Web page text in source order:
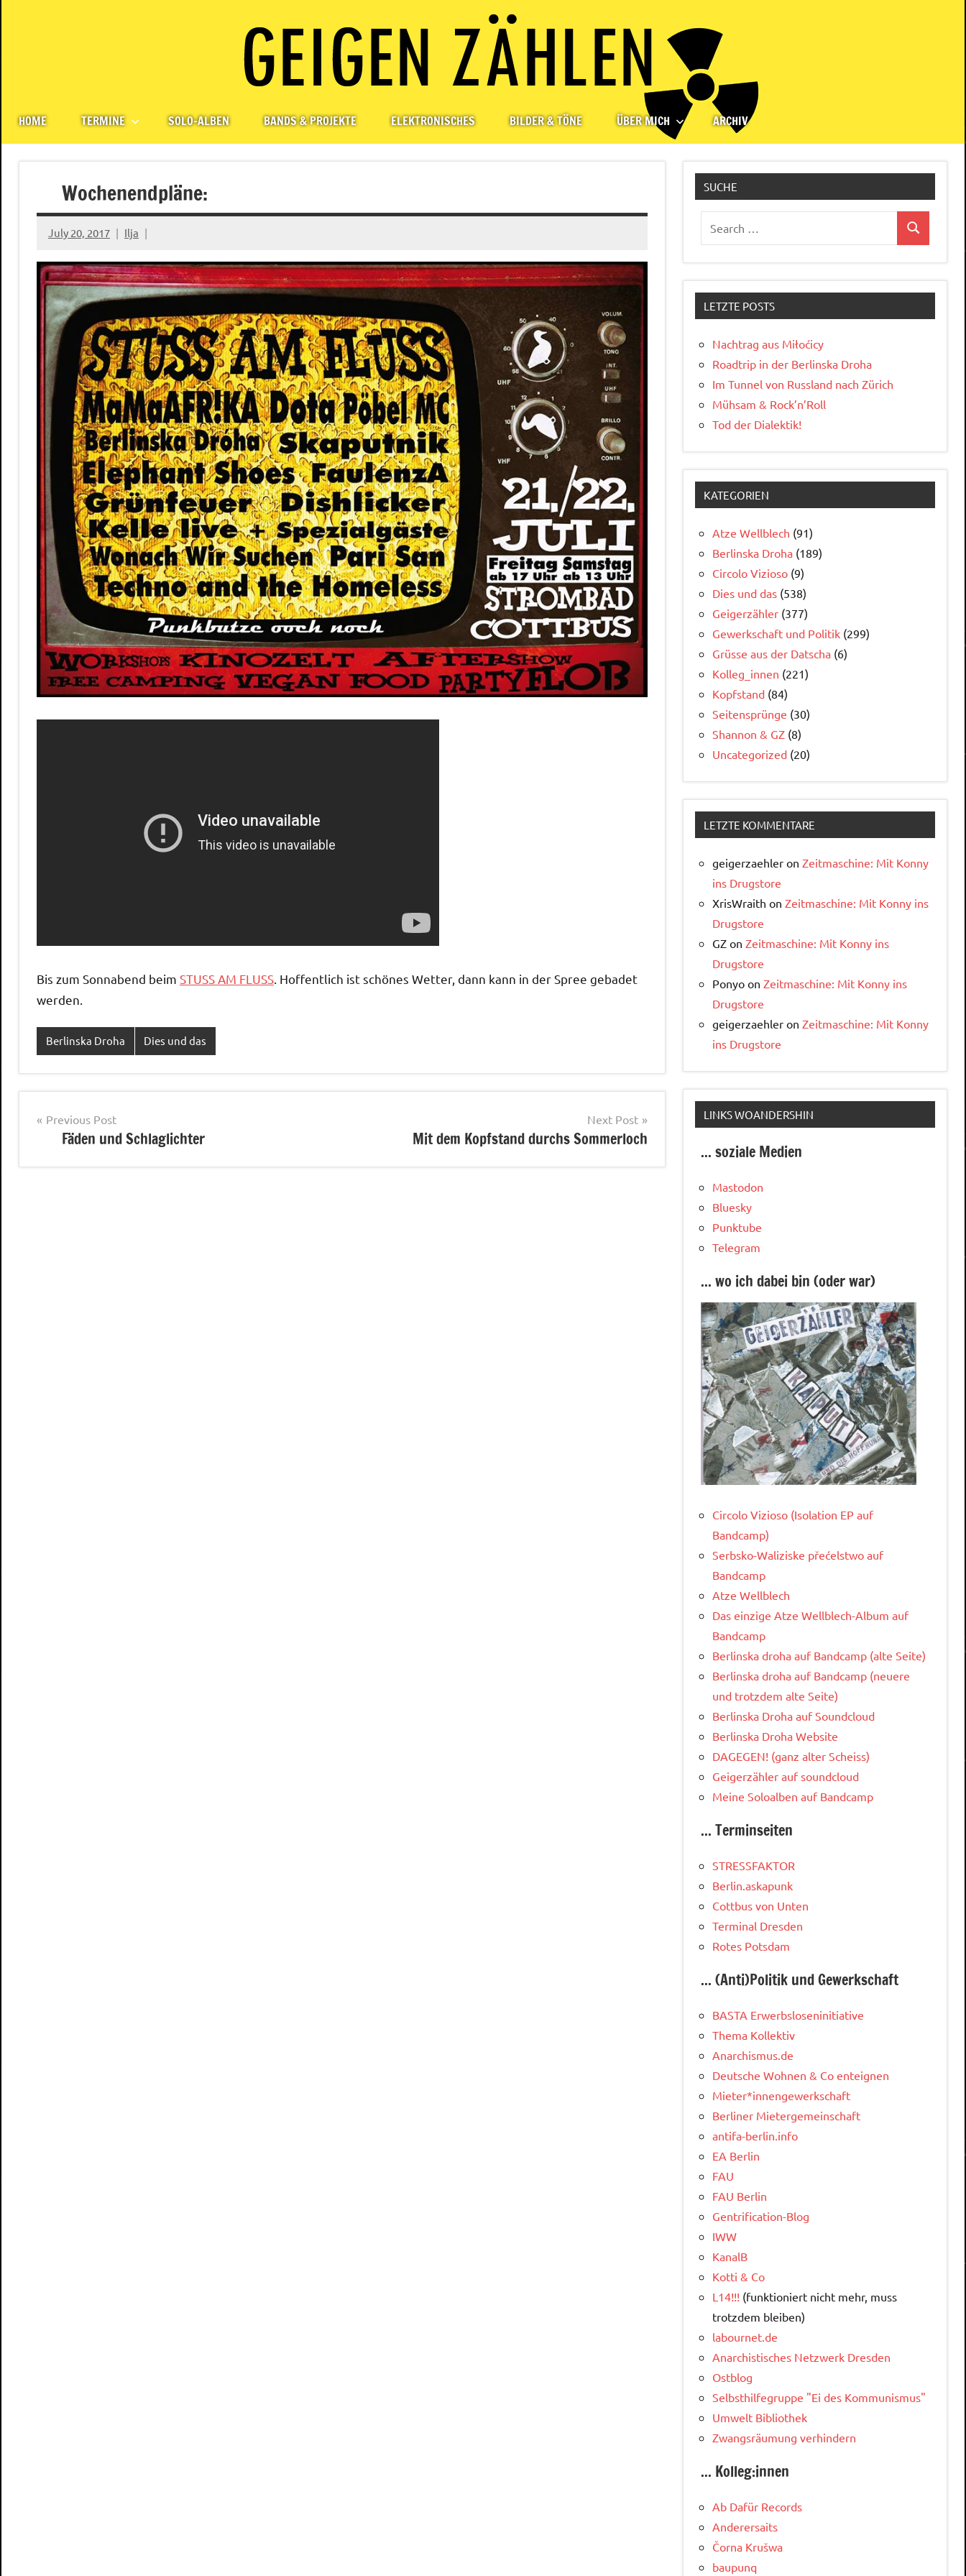
Geigerzähler
HOME TERMINE SOLO-ALBEN BANDS & PROJEKTE ELEKTRONISCHES BILDER & TÖNE ÜBER MICH ARCHIV
Wochenendpläne:
July 20, 2017 Ilja
Bis zum Sonnabend beim STUSS AM FLUSS . Hoffentlich ist schönes Wetter, dann kann in der Spree gebadet
werden.
Berlinska Droha Dies und das
Post
navigation
Previous Post
Fäden und Schlaglichter
Next Post
Mit dem Kopfstand durchs Sommerloch
SUCHE
for:
Search
LETZTE POSTS
Nachtrag aus Miłoćicy
Roadtrip in der Berlinska Droha
Im Tunnel von Russland nach Zürich
Mühsam & Rock’n’Roll
Tod der Dialektik!
KATEGORIEN
Atze Wellblech (91)
Berlinska Droha (189)
Circolo Vizioso (9)
Dies und das (538)
Geigerzähler (377)
Gewerkschaft und Politik (299)
Grüsse aus der Datscha (6)
Kolleg_innen (221)
Kopfstand (84)
Seitensprünge (30)
Shannon & GZ (8)
Uncategorized (20)
LETZTE KOMMENTARE
geigerzaehler on Zeitmaschine: Mit Konny
ins Drugstore
XrisWraith on Zeitmaschine: Mit Konny ins
Drugstore
GZ on Zeitmaschine: Mit Konny ins
Drugstore
Ponyo on Zeitmaschine: Mit Konny ins
Drugstore
geigerzaehler on Zeitmaschine: Mit Konny
ins Drugstore
LINKS WOANDERSHIN
... soziale Medien
Mastodon
Bluesky
Punktube
Telegram
... wo ich dabei bin (oder war)
Circolo Vizioso (Isolation EP auf
Bandcamp)
Serbsko-Waliziske přećelstwo auf
Bandcamp
Atze Wellblech
Das einzige Atze Wellblech-Album auf
Bandcamp
Berlinska droha auf Bandcamp (alte Seite)
Berlinska droha auf Bandcamp (neuere
und trotzdem alte Seite)
Berlinska Droha auf Soundcloud
Berlinska Droha Website
DAGEGEN! (ganz alter Scheiss)
Geigerzähler auf soundcloud
Meine Soloalben auf Bandcamp
... Terminseiten
STRESSFAKTOR
Berlin.askapunk
Cottbus von Unten
Terminal Dresden
Rotes Potsdam
... (Anti)Politik und Gewerkschaft
BASTA Erwerbsloseninitiative
Thema Kollektiv
Anarchismus.de
Deutsche Wohnen & Co enteignen
Mieter*innengewerkschaft
Berliner Mietergemeinschaft
antifa-berlin.info
EA Berlin
FAU
FAU Berlin
Gentrification-Blog
IWW
KanalB
Kotti & Co
L14!!! (funktioniert nicht mehr, muss
trotzdem bleiben)
labournet.de
Anarchistisches Netzwerk Dresden
Ostblog
Selbsthilfegruppe "Ei des Kommunismus"
Umwelt Bibliothek
Zwangsräumung verhindern
... Kolleg:innen
Ab Dafür Records
Anderersaits
Čorna Krušwa
baupunq